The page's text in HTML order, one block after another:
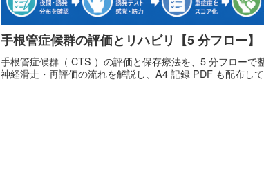
手根管症候群の評価とリハビリ【5 分フロー】
手根管症候群（ CTS ）の評価と保存療法を、5 分フローで
神経滑走・再評価の流れを解説し、A4 記録 PDF も配布して